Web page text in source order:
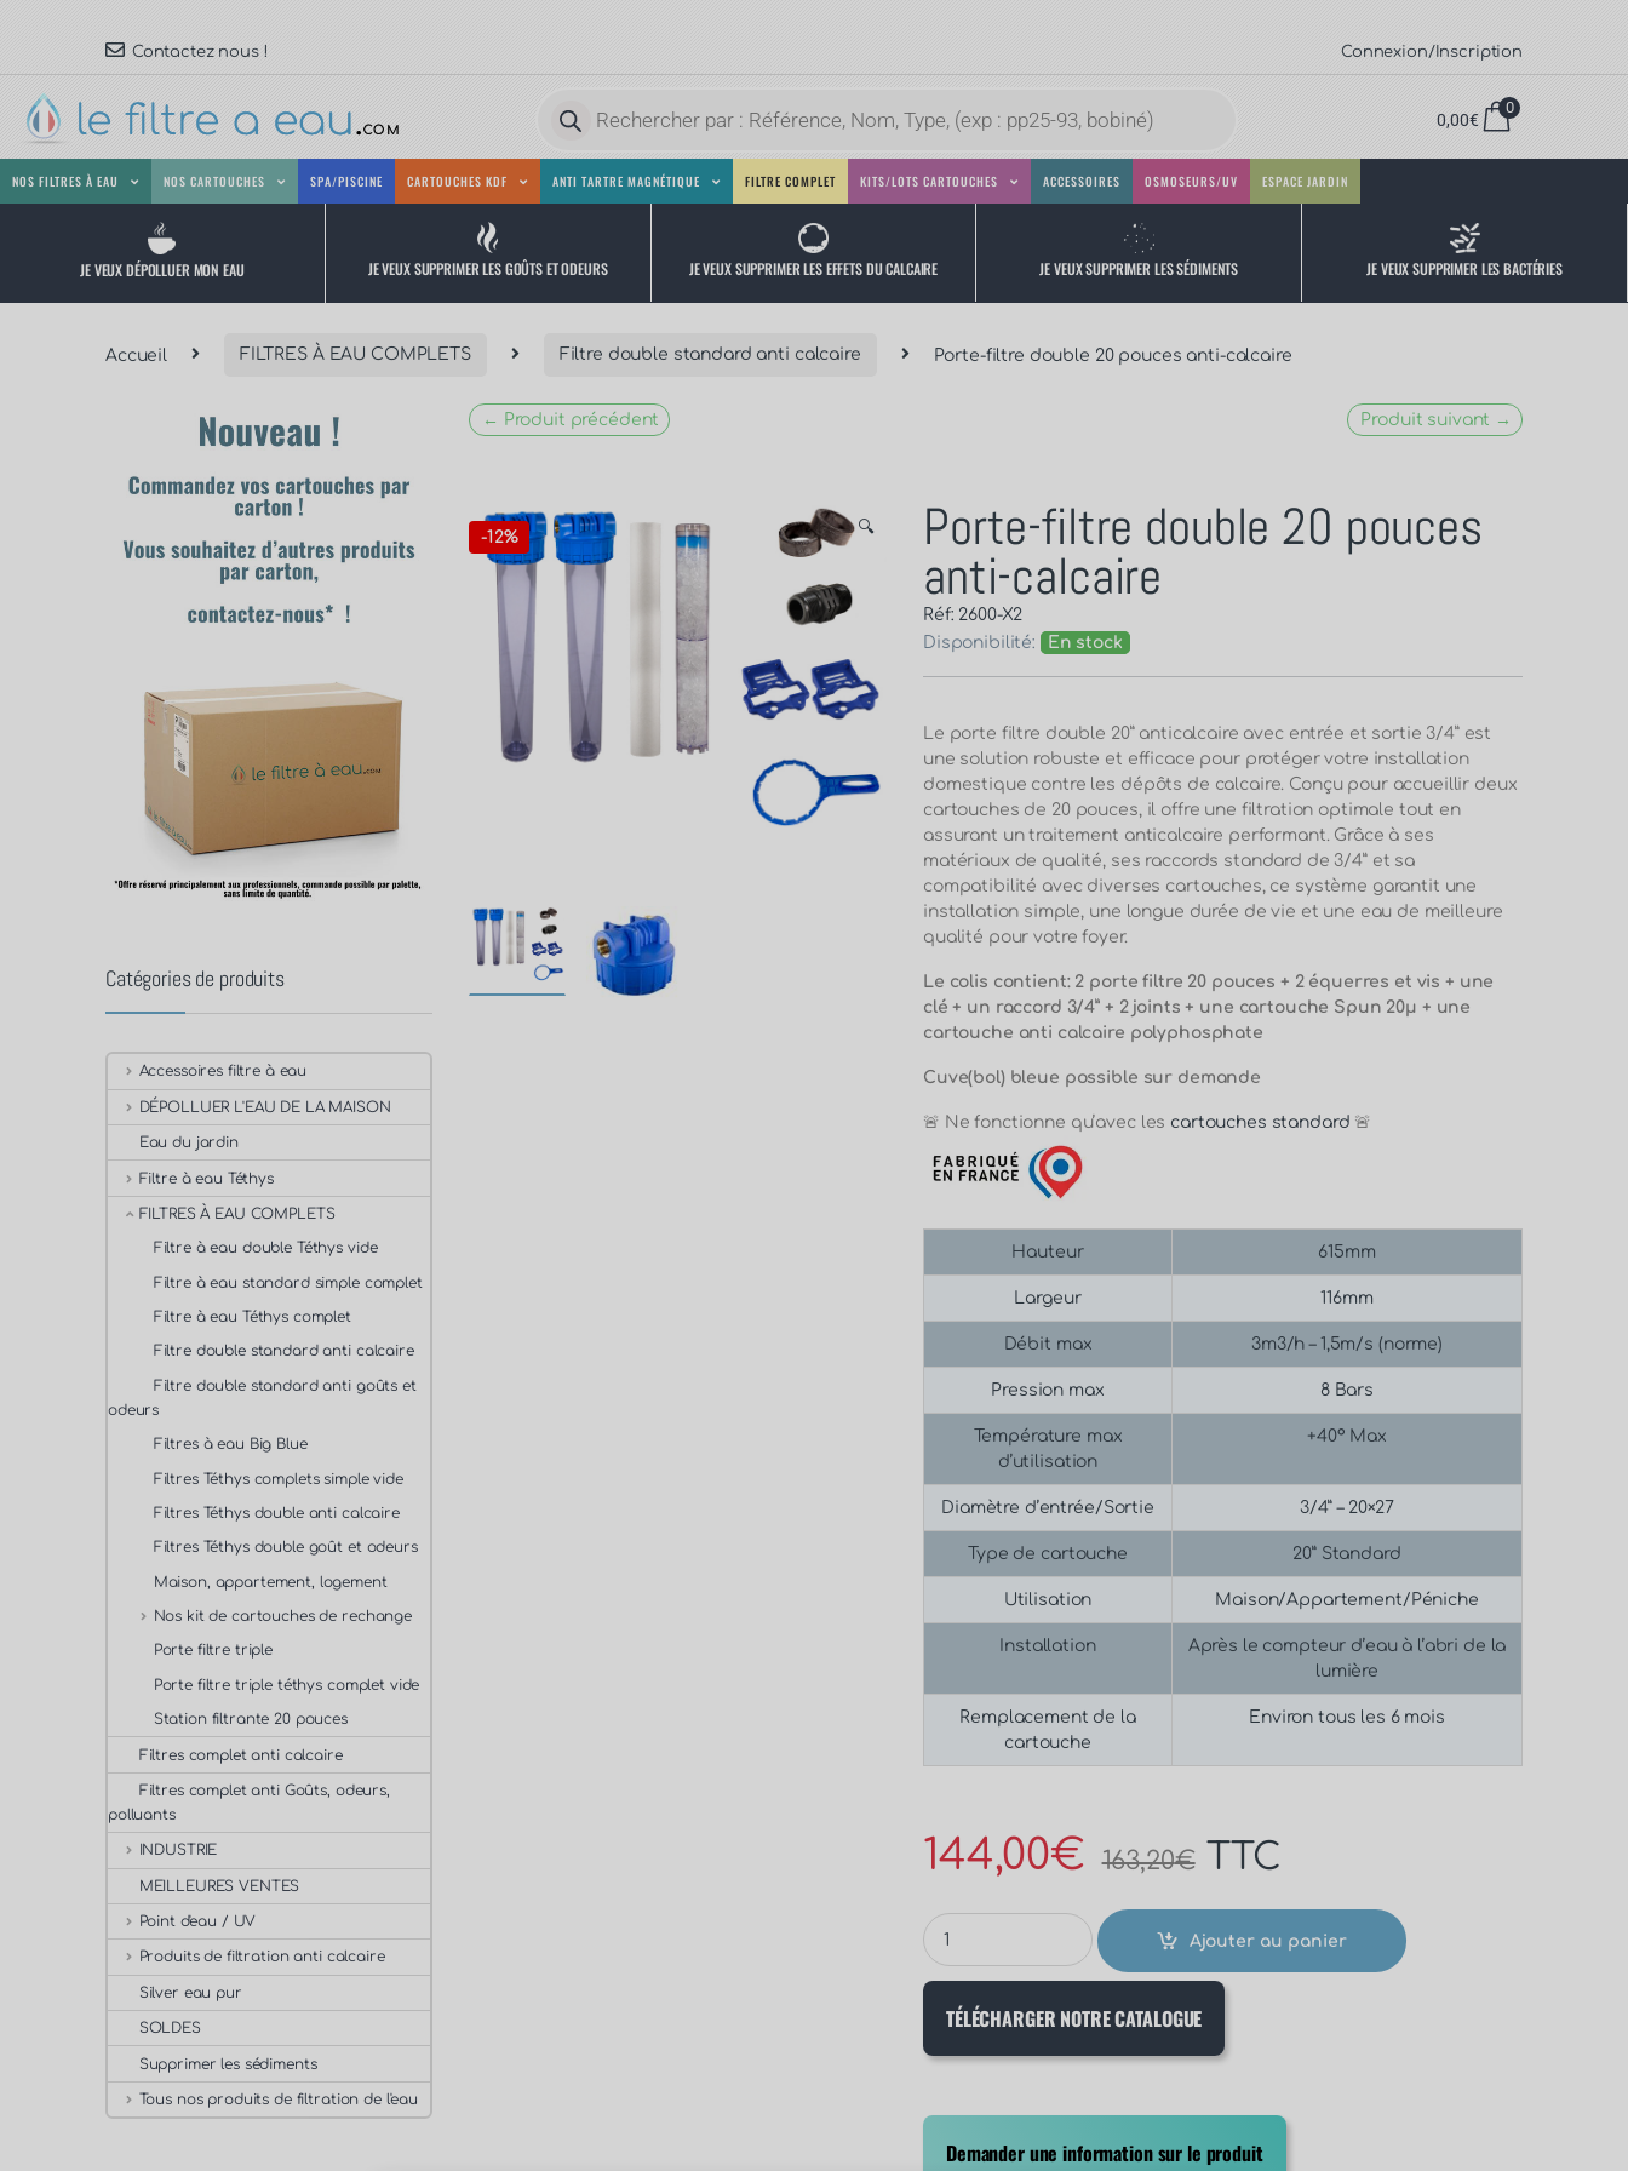
Contactez nous ! Connexion/Inscription
0,00€
0
NOS FILTRES À EAU NOS CARTOUCHES SPA/PISCINE CARTOUCHES KDF ANTI TARTRE MAGNÉTIQUE FILTRE COMPLET KITS/LOTS CARTOUCHES ACCESSOIRES OSMOSEURS/UV ESPACE JARDIN
JE VEUX DÉPOLLUER MON EAU JE VEUX SUPPRIMER LES GOÛTS ET ODEURS JE VEUX SUPPRIMER LES EFFETS DU CALCAIRE JE VEUX SUPPRIMER LES SÉDIMENTS JE VEUX SUPPRIMER LES BACTÉRIES
Accueil FILTRES À EAU COMPLETS Filtre double standard anti calcaire Porte-filtre double 20 pouces anti-calcaire
← Produit précédent Produit suivant →
-12%
🔍 Porte-filtre double 20 pouces
anti-calcaire
Réf: 2600-X2
Disponibilité:
En stock
Le porte filtre double 20” anticalcaire avec entrée et sortie 3/4” est
une solution robuste et efficace pour protéger votre installation
domestique contre les dépôts de calcaire. Conçu pour accueillir deux
cartouches de 20 pouces, il offre une filtration optimale tout en
assurant un traitement anticalcaire performant. Grâce à ses
matériaux de qualité, ses raccords standard de 3/4” et sa
compatibilité avec diverses cartouches, ce système garantit une
installation simple, une longue durée de vie et une eau de meilleure
qualité pour votre foyer.
Le colis contient: 2 porte filtre 20 pouces + 2 équerres et vis + une
clé + un raccord 3/4” + 2 joints + une cartouche Spun 20μ + une
cartouche anti calcaire polyphosphate
Cuve(bol) bleue possible sur demande
🚨 Ne fonctionne qu’avec les cartouches standard 🚨
Hauteur 615mm
Largeur 116mm
Débit max 3m3/h – 1,5m/s (norme)
Pression max 8 Bars
Température max
d’utilisation
+40° Max
Diamètre d’entrée/Sortie 3/4” – 20×27
Type de cartouche 20” Standard
Utilisation Maison/Appartement/Péniche
Installation
Après le compteur d’eau à l’abri de la
lumière
Remplacement de la
cartouche
Environ tous les 6 mois
144,00€ 163,20€ TTC
Ajouter au panier
TÉLÉCHARGER NOTRE CATALOGUE
Demander une information sur le produit
Catégories de produits
Accessoires filtre à eau
DÉPOLLUER L'EAU DE LA MAISON
Eau du jardin
Filtre à eau Téthys
FILTRES À EAU COMPLETS
Filtre à eau double Téthys vide
Filtre à eau standard simple complet
Filtre à eau Téthys complet
Filtre double standard anti calcaire
Filtre double standard anti goûts et
odeurs
Filtres à eau Big Blue
Filtres Téthys complets simple vide
Filtres Téthys double anti calcaire
Filtres Téthys double goût et odeurs
Maison, appartement, logement
Nos kit de cartouches de rechange
Porte filtre triple
Porte filtre triple téthys complet vide
Station filtrante 20 pouces
Filtres complet anti calcaire
Filtres complet anti Goûts, odeurs,
polluants
INDUSTRIE
MEILLEURES VENTES
Point d'eau / UV
Produits de filtration anti calcaire
Silver eau pur
SOLDES
Supprimer les sédiments
Tous nos produits de filtration de l'eau